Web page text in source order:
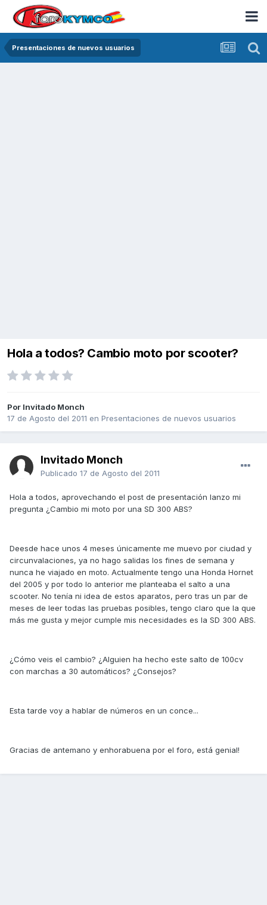
Presentaciones de nuevos usuarios
Hola a todos? Cambio moto por scooter?
Por Invitado Monch
17 de Agosto del 2011 en Presentaciones de nuevos usuarios
Invitado Monch
Publicado 17 de Agosto del 2011
Hola a todos, aprovechando el post de presentación lanzo mi
pregunta ¿Cambio mi moto por una SD 300 ABS?
Deesde hace unos 4 meses únicamente me muevo por ciudad y
circunvalaciones, ya no hago salidas los fines de semana y
nunca he viajado en moto. Actualmente tengo una Honda Hornet
del 2005 y por todo lo anterior me planteaba el salto a una
scooter. No tenía ni idea de estos aparatos, pero tras un par de
meses de leer todas las pruebas posibles, tengo claro que la que
más me gusta y mejor cumple mis necesidades es la SD 300 ABS.
¿Cómo veis el cambio? ¿Alguien ha hecho este salto de 100cv
con marchas a 30 automáticos? ¿Consejos?
Esta tarde voy a hablar de números en un conce...
Gracias de antemano y enhorabuena por el foro, está genial!